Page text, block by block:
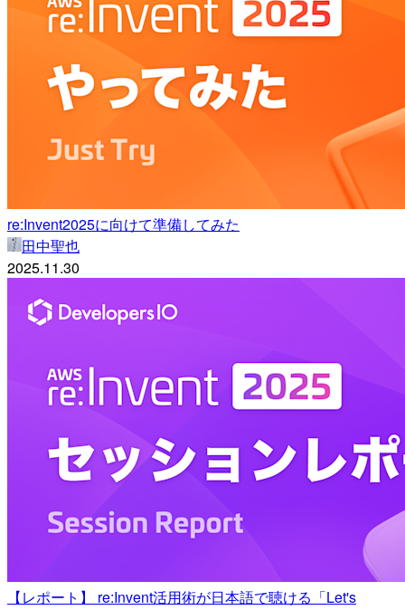
re:Invent2025に向けて準備してみた
田中聖也
2025.11.30
【レポート】 re:Invent活用術が日本語で聴ける「Let's